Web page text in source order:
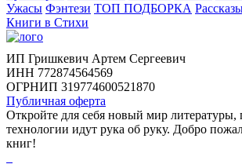
Ужасы Фэнтези ТОП ПОДБОРКА
Книги в Стихи
ИП Гришкевич Артем Сергеевич
ИНН 772874564569
ОГРНИП 319774600521870
Публичная оферта
Откройте для себя новый мир литературы,
технологии идут рука об руку. Добро
книг!